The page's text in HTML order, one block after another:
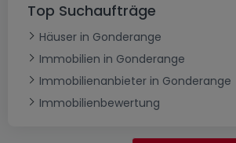
Top Suchaufträge
Häuser in Gonderange
Immobilien in Gonderange
Immobilienanbieter in Gonderange
Immobilienbewertung